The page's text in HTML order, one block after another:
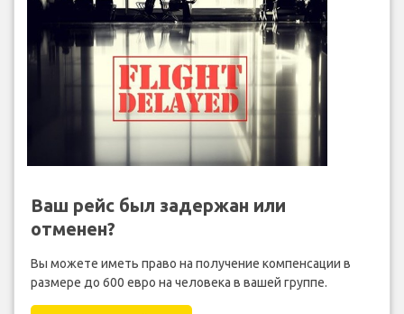
Ваш рейс был задержан или
отменен?
Вы можете иметь право на получение компенсации в
размере до 600 евро на человека в вашей группе.